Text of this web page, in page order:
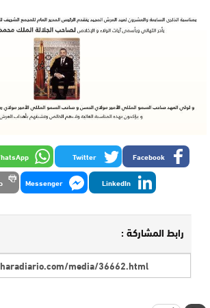
Facebook
Twitter
LinkedIn
Messenger
رابط المشاركة :